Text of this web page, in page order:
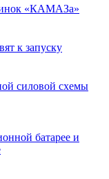
«КАМАЗа»
к запуску
силовой схемы
батарее и